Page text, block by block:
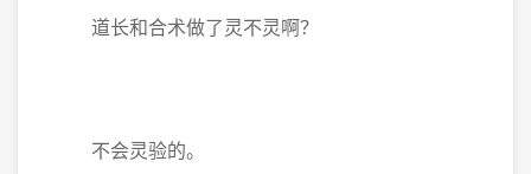
道长和合术做了灵不灵啊？
不会灵验的。